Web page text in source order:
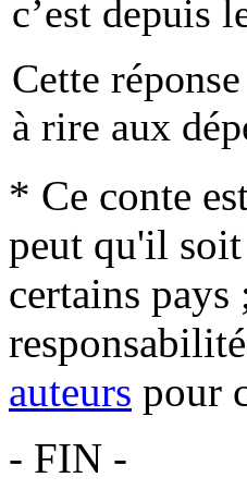
c’est depuis
Cette
à rire aux
* Ce conte
peut qu'il
certains
auteurs pour
- FIN -